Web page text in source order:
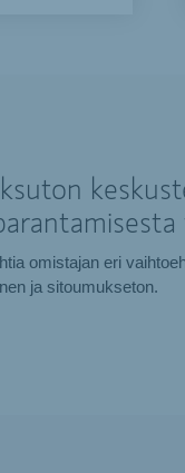
omistajan eri
ja sitoumukseton.